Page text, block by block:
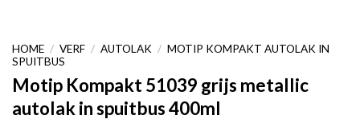
HOME / VERF / AUTOLAK / MOTIP KOMPAKT AUTOLAK IN
SPUITBUS
Motip Kompakt 51039 grijs metallic
autolak in spuitbus 400ml